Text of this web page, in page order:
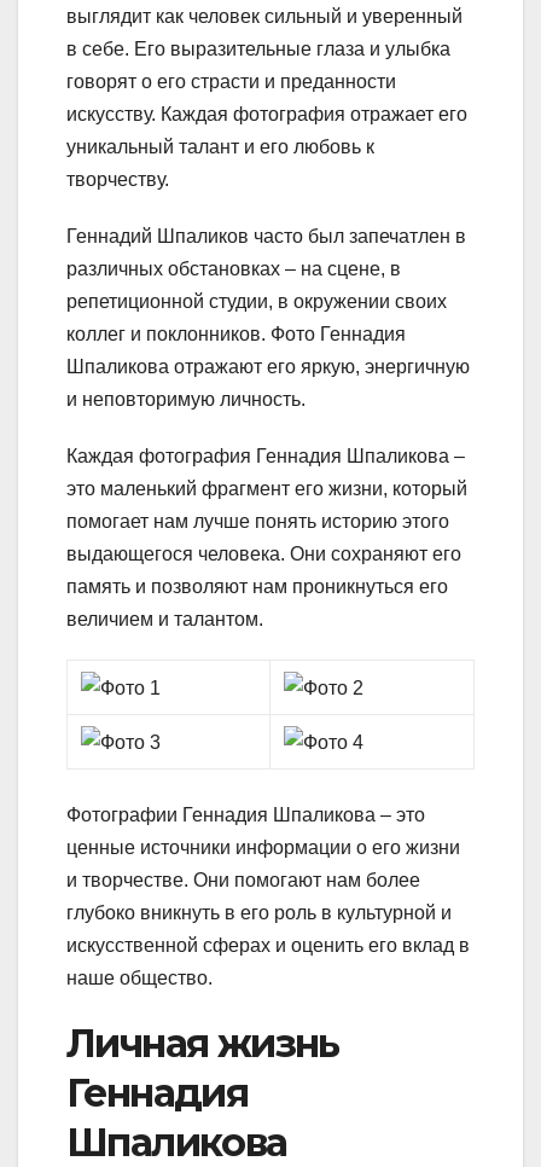
выглядит как человек сильный и уверенный
в себе. Его выразительные глаза и улыбка
говорят о его страсти и преданности
искусству. Каждая фотография отражает его
уникальный талант и его любовь к
творчеству.
Геннадий Шпаликов часто был запечатлен в
различных обстановках – на сцене, в
репетиционной студии, в окружении своих
коллег и поклонников. Фото Геннадия
Шпаликова отражают его яркую, энергичную
и неповторимую личность.
Каждая фотография Геннадия Шпаликова –
это маленький фрагмент его жизни, который
помогает нам лучше понять историю этого
выдающегося человека. Они сохраняют его
память и позволяют нам проникнуться его
величием и талантом.
Фотографии Геннадия Шпаликова – это
ценные источники информации о его жизни
и творчестве. Они помогают нам более
глубоко вникнуть в его роль в культурной и
искусственной сферах и оценить его вклад в
наше общество.
Личная жизнь
Геннадия
Шпаликова